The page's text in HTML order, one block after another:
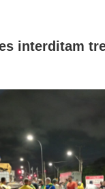
interditam